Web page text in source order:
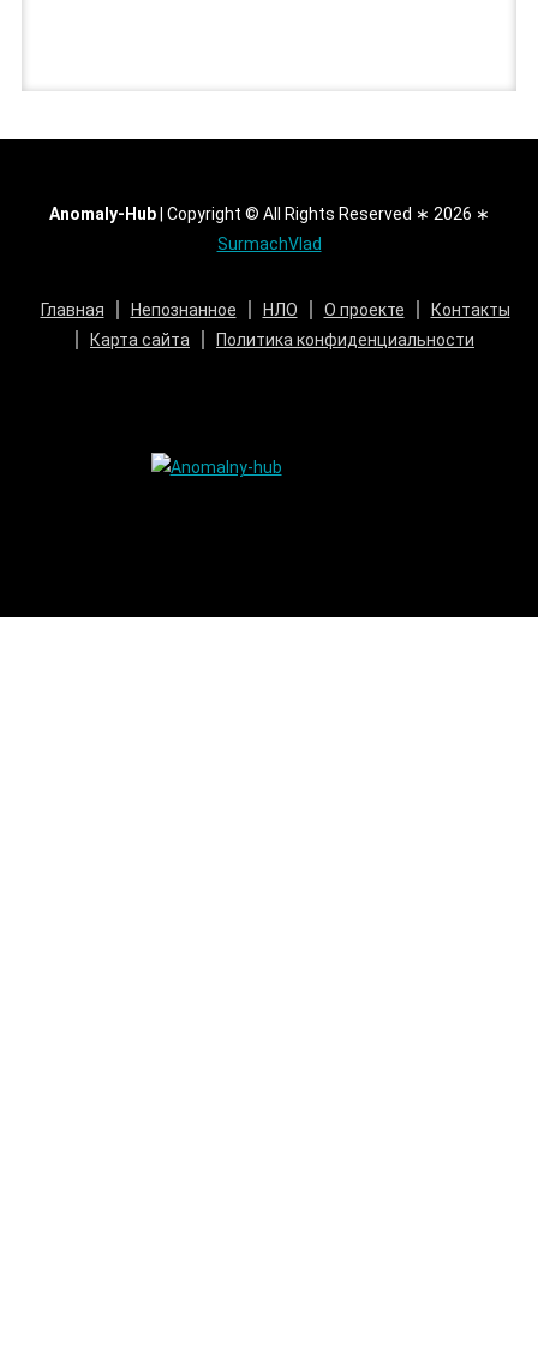
Anomaly-Hub Copyright © All Rights Reserved ∗ 2026 ∗
SurmachVlad
Главная Непознанное НЛО О проекте
Контакты
Карта сайта
Политика конфиденциальности